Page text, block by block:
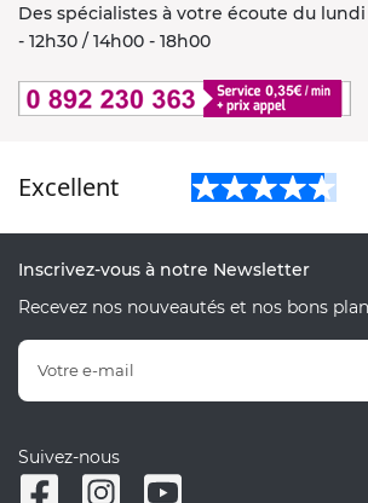
Des spécialistes à votre écoute du
- 12h30 / 14h00 - 18h00
Excellent
Inscrivez-vous à notre Newsletter
Recevez nos nouveautés et nos bons
Suivez-nous